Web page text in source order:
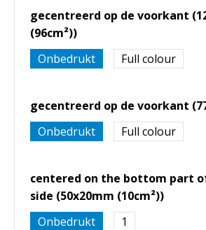
gecentreerd op de voorkant
(96cm²))
Onbedrukt
Full colour
gecentreerd op de voorkant
Onbedrukt
Full colour
centered on the bottom part
side (50x20mm (10cm²))
Onbedrukt
1